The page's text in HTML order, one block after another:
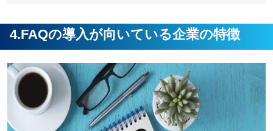
4.FAQの導入が向いている企業の特徴